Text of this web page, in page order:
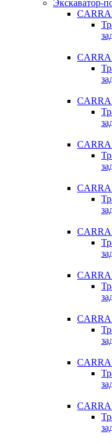
Экскаватор-